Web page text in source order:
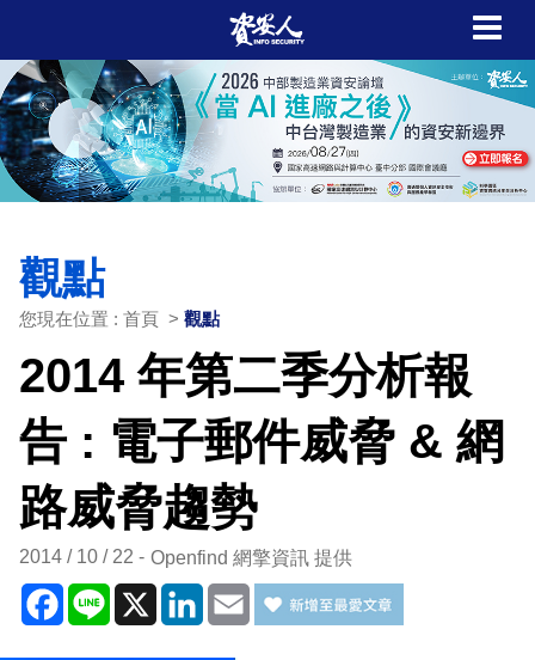
觀點
您現在位置 : 首頁 > 觀點
2014 年第二季分析報
告 : 電子郵件威脅 & 網
路威脅趨勢
2014 / 10 / 22 Openfind 網擎資訊 提供
Facebook
Line X LinkedIn
Email